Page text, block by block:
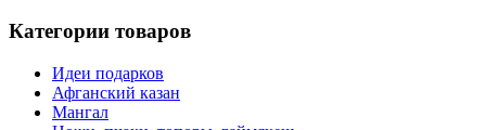
Категории товаров
Идеи подарков
Афганский казан
Мангал